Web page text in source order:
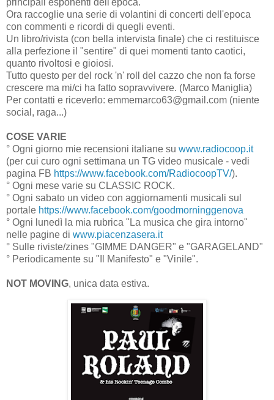
principali esponenti dell'epoca.
Ora raccoglie una serie di volantini di concerti dell'epoca
con commenti e ricordi di quegli eventi.
Un libro/rivista (con bella intervista finale) che ci restituisce
alla perfezione il "sentire" di quei momenti tanto caotici,
quanto rivoltosi e gioiosi.
Tutto questo per del rock 'n' roll del cazzo che non fa forse
crescere ma mi/ci ha fatto sopravvivere. (Marco Maniglia)
Per contatti e riceverlo: emmemarco63@gmail.com (niente
social, raga...)
COSE VARIE
° Ogni giorno mie recensioni italiane su www.radiocoop.it
(per cui curo ogni settimana un TG video musicale - vedi
pagina FB https://www.facebook.com/RadiocoopTV/).
° Ogni mese varie su CLASSIC ROCK.
° Ogni sabato un video con aggiornamenti musicali sul
portale https://www.facebook.com/goodmorninggenova
° Ogni lunedì la mia rubrica "La musica che gira intorno"
nelle pagine di www.piacenzasera.it
° Sulle riviste/zines "GIMME DANGER" e "GARAGELAND"
° Periodicamente su "Il Manifesto" e "Vinile".
NOT MOVING, unica data estiva.